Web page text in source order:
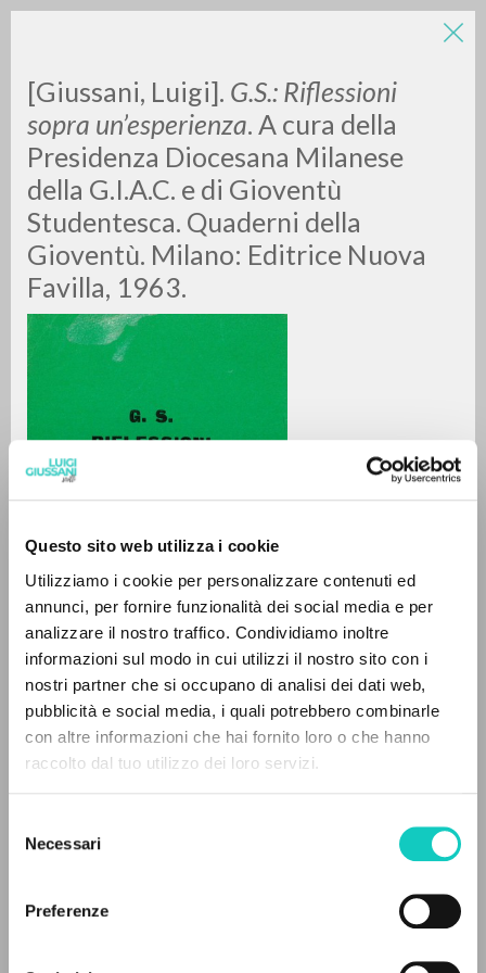
Questo sito web utilizza i cookie
Utilizziamo i cookie per personalizzare contenuti ed
annunci, per fornire funzionalità dei social media e per
analizzare il nostro traffico. Condividiamo inoltre
informazioni sul modo in cui utilizzi il nostro sito con i
nostri partner che si occupano di analisi dei dati web,
pubblicità e social media, i quali potrebbero combinarle
con altre informazioni che hai fornito loro o che hanno
raccolto dal tuo utilizzo dei loro servizi.
delNecessari
Preferenze
[Giussani, Luigi]. G.S.: Riflessioni
sopra un’esperienza. A cura della
Presidenza Diocesana Milanese
della G.I.A.C. e di Gioventù
Studentesca. Quaderni della
Gioventù. Milano: Editrice Nuova
Favilla, 1963.
Giussani LuigiAuthor
Italian
LUIGI
GIUSSANI
scritti
0RESULTS FOUND
MORE RESULTS